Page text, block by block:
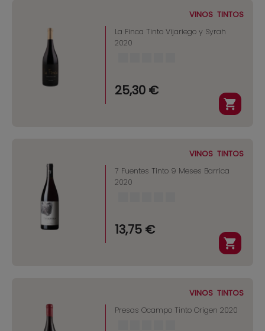
VINOS TINTOS
La Finca Tinto Vijariego y Syrah
2020
25,30 €
VINOS TINTOS
7 Fuentes Tinto 9 Meses Barrica
2020
13,75 €
VINOS TINTOS
Presas Ocampo Tinto Origen 2020